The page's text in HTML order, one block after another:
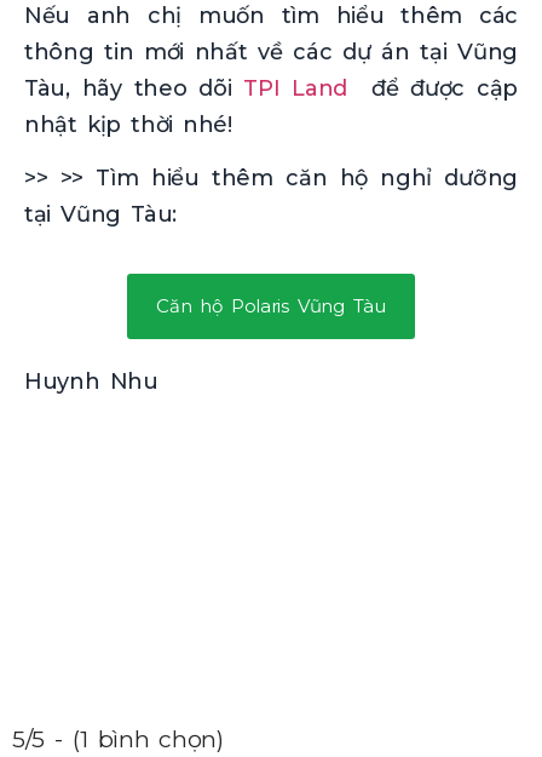
Nếu anh chị muốn tìm hiểu thêm các
thông tin mới nhất về các dự án tại Vũng
Tàu, hãy theo dõi TPI Land để được cập
nhật kịp thời nhé!
>> >> Tìm hiểu thêm căn hộ nghỉ dưỡng
tại Vũng Tàu:
Căn hộ Polaris Vũng Tàu
Huynh Nhu
5/5 - (1 bình chọn)